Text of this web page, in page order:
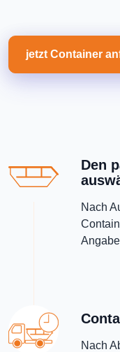
jetzt Container
Den
Nach
Nach